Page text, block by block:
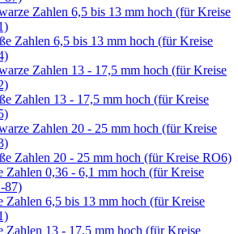
Zahlen 6,5 bis 13 mm hoch (für Kreise
Zahlen 6,5 bis 13 mm hoch (für Kreise
Zahlen 13 - 17,5 mm hoch (für Kreise
Zahlen 13 - 17,5 mm hoch (für Kreise
Zahlen 20 - 25 mm hoch (für Kreise
Zahlen 20 - 25 mm hoch (für Kreise RO6)
Zahlen 0,36 - 6,1 mm hoch (für Kreise
87)
Zahlen 6,5 bis 13 mm hoch (für Kreise
Zahlen 13 - 17,5 mm hoch (für Kreise